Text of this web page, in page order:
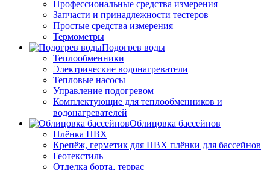
Профессиональные средства измерения
Запчасти и принадлежности тестеров
Простые средства измерения
Термометры
Подогрев воды
Теплообменники
Электрические водонагреватели
Тепловые насосы
Управление подогревом
Комплектующие для теплообменников и
водонагревателей
Облицовка бассейнов
Плёнка ПВХ
Крепёж, герметик для ПВХ плёнки для бассейнов
Геотекстиль
Отделка борта, террас